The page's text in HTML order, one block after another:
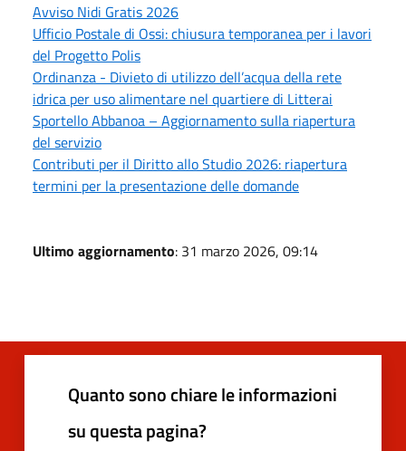
Avviso Nidi Gratis 2026
Ufficio Postale di Ossi: chiusura temporanea per i lavori
del Progetto Polis
Ordinanza - Divieto di utilizzo dell’acqua della rete
idrica per uso alimentare nel quartiere di Litterai
Sportello Abbanoa – Aggiornamento sulla riapertura
del servizio
Contributi per il Diritto allo Studio 2026: riapertura
termini per la presentazione delle domande
Ultimo aggiornamento: 31 marzo 2026, 09:14
Quanto sono chiare le informazioni
su questa pagina?